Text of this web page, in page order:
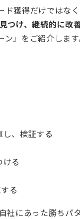
獲得だけでは
つけ、継続的に改
」をご紹介します
し、検証する
る
る
社にあった勝ちパ